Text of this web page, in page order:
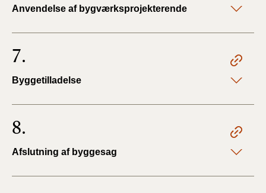
Anvendelse af bygværksprojekterende
7.
Byggetilladelse
8.
Afslutning af byggesag